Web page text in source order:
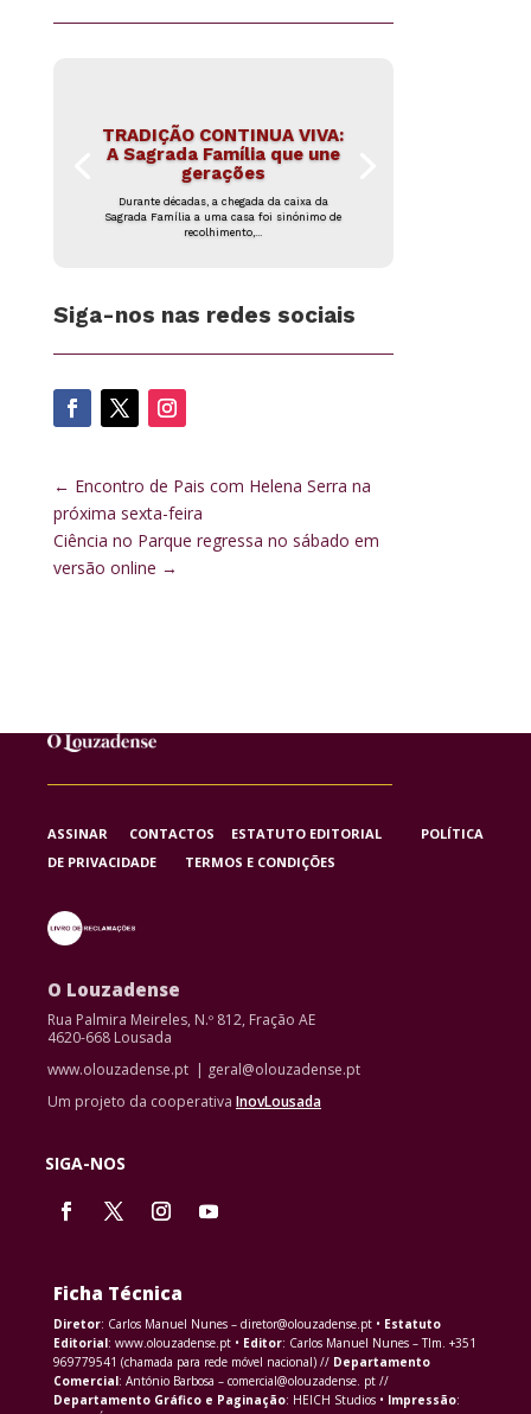
TRADIÇÃO CONTINUA VIVA:
A Sagrada Família que une
gerações
Durante décadas, a chegada da caixa da
Sagrada Família a uma casa foi sinónimo de
recolhimento,...
Siga-nos nas redes sociais
← Encontro de Pais com Helena Serra na
próxima sexta-feira
Ciência no Parque regressa no sábado em
versão online →
ASSINAR CONTACTOS ESTATUTO EDITORIAL POLÍTICA
DE PRIVACIDADE TERMOS E CONDIÇÕES
O Louzadense
Rua Palmira Meireles, N.º 812, Fração AE
4620-668 Lousada
www.olouzadense.pt | geral@olouzadense.pt
Um projeto da cooperativa InovLousada
SIGA-NOS
Ficha Técnica
Diretor: Carlos Manuel Nunes – diretor@olouzadense.pt • Estatuto
Editorial: www.olouzadense.pt • Editor: Carlos Manuel Nunes – Tlm. +351
969779541 (chamada para rede móvel nacional) // Departamento
Comercial: António Barbosa – comercial@olouzadense. pt //
Departamento Gráfico e Paginação: HEICH Studios • Impressão: